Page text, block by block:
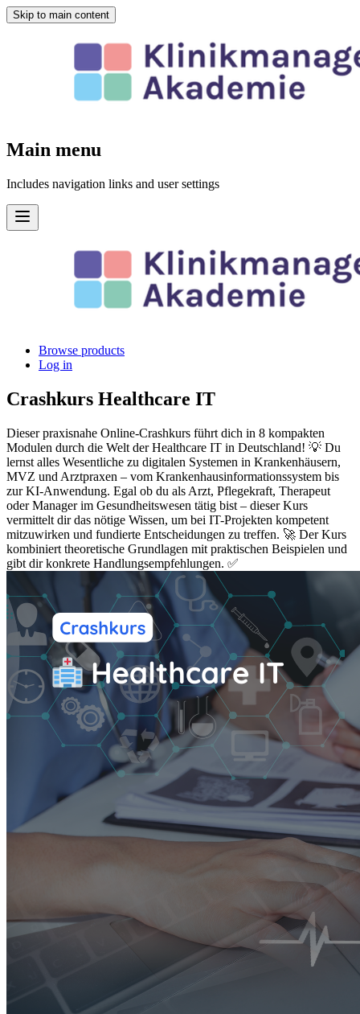
Skip to main content
Main menu
Includes navigation links and user settings
Browse products
Log in
Crashkurs Healthcare IT
Dieser praxisnahe Online-Crashkurs führt dich in 8 kompakten
Modulen durch die Welt der Healthcare IT in Deutschland! 💡 Du
lernst alles Wesentliche zu digitalen Systemen in Krankenhäusern,
MVZ und Arztpraxen – vom Krankenhausinformationssystem bis
zur KI-Anwendung. Egal ob du als Arzt, Pflegekraft, Therapeut
oder Manager im Gesundheitswesen tätig bist – dieser Kurs
vermittelt dir das nötige Wissen, um bei IT-Projekten kompetent
mitzuwirken und fundierte Entscheidungen zu treffen. 🚀 Der Kurs
kombiniert theoretische Grundlagen mit praktischen Beispielen und
gibt dir konkrete Handlungsempfehlungen. ✅